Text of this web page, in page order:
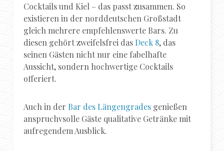
Cocktails und Kiel – das passt zusammen. So
existieren in der norddeutschen Großstadt
gleich mehrere empfehlenswerte Bars. Zu
diesen gehört zweifelsfrei das Deck 8, das
seinen Gästen nicht nur eine fabelhafte
Aussicht, sondern hochwertige Cocktails
offeriert.
Auch in der Bar des Längengrades genießen
anspruchvsolle Gäste qualitative Getränke mit
aufregendem Ausblick.